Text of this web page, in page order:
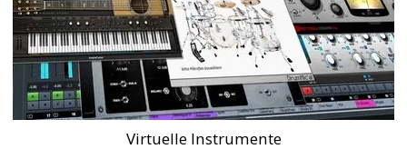
Virtuelle Instrumente